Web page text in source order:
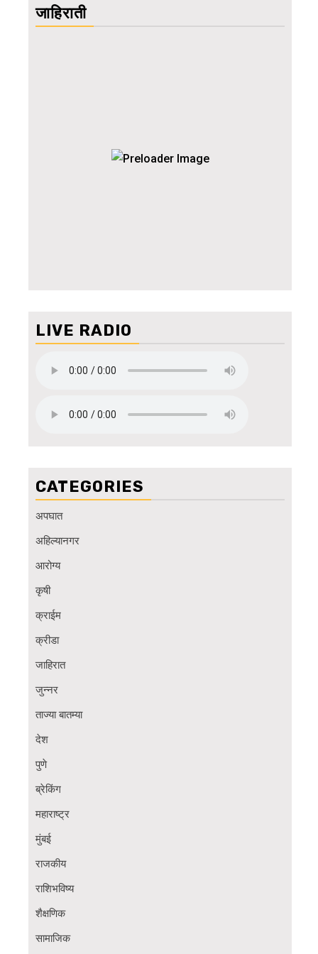
जाहिराती
LIVE RADIO
CATEGORIES
अपघात
अहिल्यानगर
आरोग्य
कृषी
क्राईम
क्रीडा
जाहिरात
जुन्नर
ताज्या बातम्या
देश
पुणे
ब्रेकिंग
महाराष्ट्र
मुंबई
राजकीय
राशिभविष्य
शैक्षणिक
सामाजिक